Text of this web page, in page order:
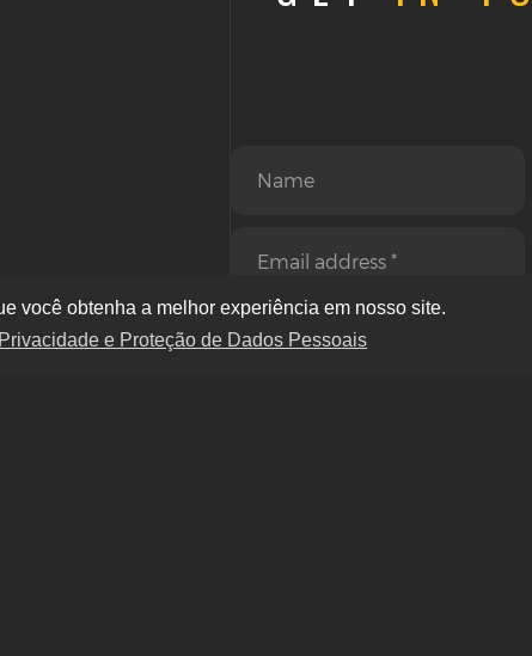
você obtenha a melhor experiência em nosso site.
e Proteção de Dados Pessoais